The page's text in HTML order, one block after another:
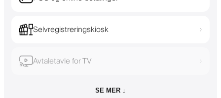
Selvregistreringskiosk ›
Avtaletavle for TV ›
SE MER ↓